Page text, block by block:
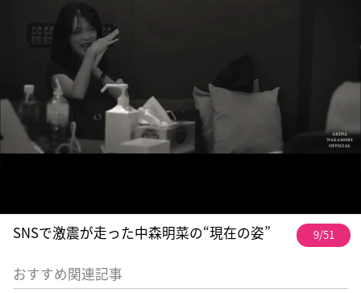
SNSで激震が走った中森明菜の“現在の姿” 9/51
おすすめ関連記事